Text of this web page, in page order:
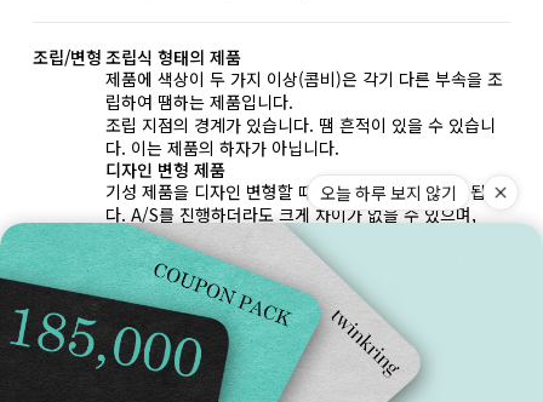
조립/변형 조립식 형태의 제품
제품에 색상이 두 가지 이상(콤비)은 각기 다른 부속을 조
립하여 땜하는 제품입니다.
조립 지점의 경계가 있습니다. 땜 흔적이 있을 수 있습니
다. 이는 제품의 하자가 아닙니다.
디자인 변형 제품
기성 제품을 디자인 변형할 때 최대한 완벽하게 제작됩니
다. A/S를 진행하더라도 크게 차이가 없을 수 있으며,
기술적으로 불가능할 수도 있습니다. 귀금속 특성상 수작
업으로 인해 마감, 큐빅 세팅(간격, 깊이 등), 좌우 대칭 등
약간의 오차가 생길 수 있습니다. 사이즈로 인해 조립 또
는 형태 부분이 완벽하지 않을 수 있습니다.
이로 인한 환불 및 교환은 불가능합니다. (A/S 요청 시 상
품 확인 후 진행됩니다.)
오늘 하루 보지 않기